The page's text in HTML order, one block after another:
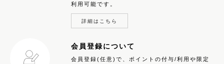
利用可能です。
詳細はこちら
会員登録について
会員登録(任意)で、ポイントの付与/利用や限定